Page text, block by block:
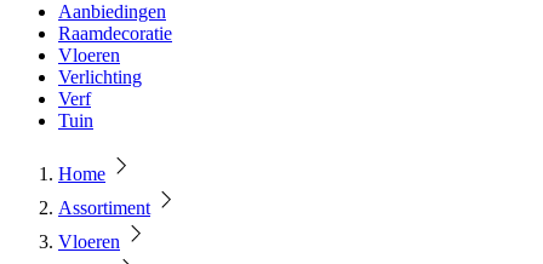
Aanbiedingen
Raamdecoratie
Vloeren
Verlichting
Verf
Tuin
Home
Assortiment
Vloeren